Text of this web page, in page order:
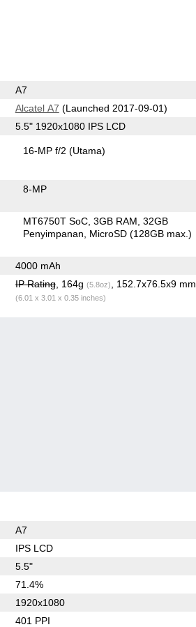
A7
Alcatel A7 (Launched 2017-09-01)
5.5" 1920x1080 IPS LCD
16-MP f/2(Utama)
8-MP
MT6750T SoC 3GB RAM 32GB
Penyimpanan
MicroSD (128GB max.)
4000 mAh
IP Rating, 164g (5.8oz) , 152.7x76.5x9 mm
(6.01 x 3.01 x 0.35 inches)
A7
IPS LCD
5.5"
71.4%
1920x1080
401 PPI